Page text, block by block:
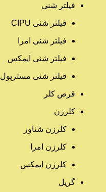
فیلتر شنی
فیلتر شنی CIPU
فیلتر شنی امرا
فیلتر شنی ایمکس
فیلتر شنی مسترپول
قرص کلر
کلرزن
کلرزن شناور
کلرزن امرا
کلرزن ایمکس
گریل